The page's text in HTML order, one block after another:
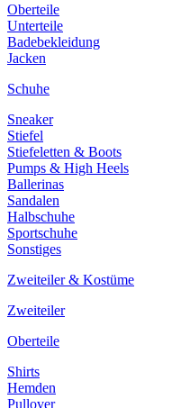
Oberteile
Unterteile
Badebekleidung
Jacken
Schuhe
Sneaker
Stiefel
Stiefeletten & Boots
Pumps & High Heels
Ballerinas
Sandalen
Halbschuhe
Sportschuhe
Sonstiges
Zweiteiler & Kostüme
Zweiteiler
Oberteile
Shirts
Hemden
Pullover